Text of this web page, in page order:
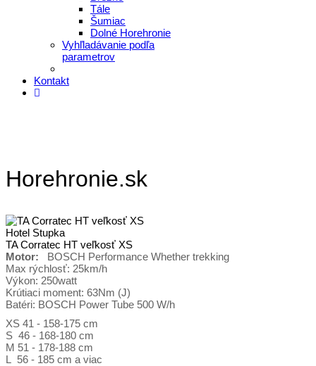
Tále
Šumiac
Dolné Horehronie
Vyhľladávanie podľa
parametrov
Kontakt
Horehronie.sk
Hotel Stupka
TA Corratec HT veľkosť XS
Motor: BOSCH Performance Whether trekking
Max rýchlosť: 25km/h
Výkon: 250watt
Krútiaci moment: 63Nm (J)
Batéri: BOSCH Power Tube 500 W/h
XS 41 - 158-175 cm
S 46 - 168-180 cm
M 51 - 178-188 cm
L 56 - 185 cm a viac